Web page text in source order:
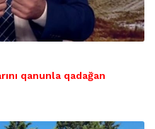
qanunla qadağan